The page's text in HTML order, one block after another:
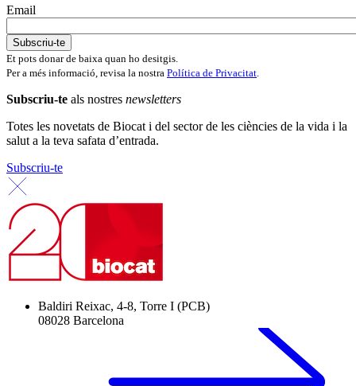
Email
Et pots donar de baixa quan ho desitgis.
Per a més informació, revisa la nostra Política de Privacitat
Subscriu-te als nostres newsletters
Totes les novetats de Biocat i del sector de les ciències de la vida i la
salut a la teva safata d’entrada.
Subscriu-te
Baldiri Reixac, 4-8, Torre I (PCB)
08028 Barcelona